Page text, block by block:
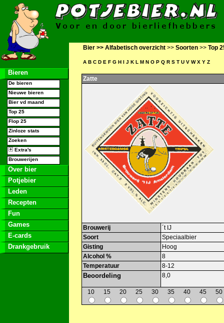
Bieren
De bieren
Nieuwe bieren
Bier vd maand
Top 25
Flop 25
Zinloze stats
Zoeken
Extra's
Brouwerijen
Over bier
Potjebier
Leden
Recepten
Fun
Games
E-cards
Drankgebruik
Bier >> Alfabetisch overzicht >> Soorten >> Top
A B C D E F G H I J K L M N O P Q R S T U V W X Y Z
Zatte
Brouwerij
´t IJ
Soort
Speciaalbier
Gisting
Hoog
Alcohol %
8
Temperatuur
8-12
Beoordeling 8,0
10 15 20 25 30 35 40 45 50